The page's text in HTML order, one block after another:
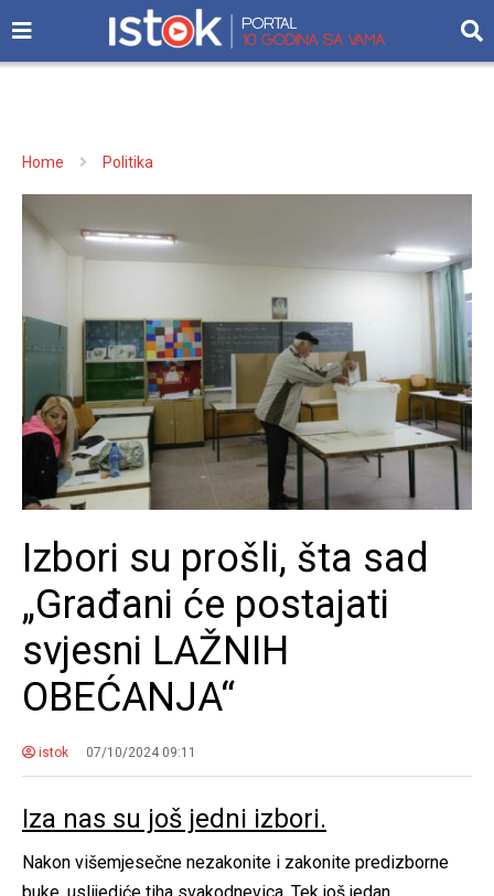
Home Politika
Izbori su prošli, šta sad
„Građani će postajati
svjesni LAŽNIH
OBEĆANJA“
istok 07/10/2024 09:11
Iza nas su još jedni izbori.
Nakon višemjesečne nezakonite i zakonite predizborne
buke, uslijediće tiha svakodnevica. Tek još jedan